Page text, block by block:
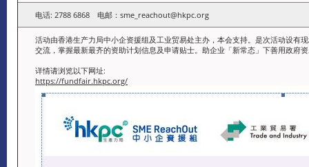
电话: 2788 6868 电邮：sme_reachout@hkpc.org
活动由香港生产力局中小企资援组及工业贸易处主办，本会支持。是次活动设有
交流，掌握最新最齐的资助计划信息及申请贴士。助企业「新常态」下善用政府
详情请浏览以下网址:
https://fundfair.hkpc.org/